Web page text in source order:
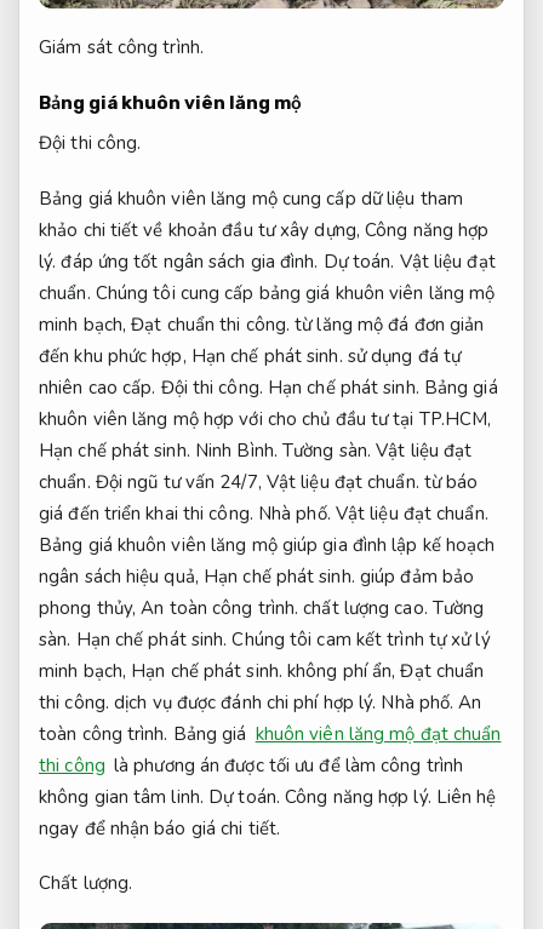
Giám sát công trình.
Bảng giá khuôn viên lăng mộ
Đội thi công.
Bảng giá khuôn viên lăng mộ cung cấp dữ liệu tham
khảo chi tiết về khoản đầu tư xây dựng,Công năng hợp
lý. đáp ứng tốt ngân sách gia đình. Dự toán. Vật liệu đạt
chuẩn. Chúng tôi cung cấp bảng giá khuôn viên lăng mộ
minh bạch,Đạt chuẩn thi công. từ lăng mộ đá đơn giản
đến khu phức hợp, Hạn chế phát sinh. sử dụng đá tự
nhiên cao cấp. Đội thi công. Hạn chế phát sinh. Bảng giá
khuôn viên lăng mộ hợp với cho chủ đầu tư tại TP.HCM,
Hạn chế phát sinh. Ninh Bình.Tường sàn. Vật liệu đạt
chuẩn. Đội ngũ tư vấn 24/7, Vật liệu đạt chuẩn. từ báo
giá đến triển khai thi công. Nhà phố. Vật liệu đạt chuẩn.
Bảng giá khuôn viên lăng mộ giúp gia đình lập kế hoạch
ngân sách hiệu quả, Hạn chế phát sinh. giúp đảm bảo
phong thủy,An toàn công trình. chất lượng cao. Tường
sàn. Hạn chế phát sinh. Chúng tôi cam kết trình tự xử lý
minh bạch, Hạn chế phát sinh. không phí ẩn,Đạt chuẩn
thi công. dịch vụ được đánh chi phí hợp lý. Nhà phố. An
toàn công trình. Bảng giá khuôn viên lăng mộ đạt chuẩn
thi công là phương án được tối ưu để làm công trình
không gian tâm linh. Dự toán. Công năng hợp lý. Liên hệ
ngay để nhận báo giá chi tiết.
Chất lượng.